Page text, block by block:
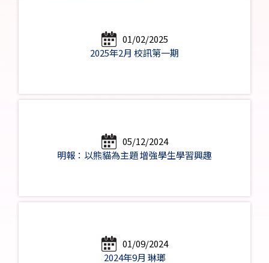
01/02/2025
2025年2月 校訊第一期
05/12/2024
明報：以熊貓為主題 增強學生學習興趣
01/09/2024
2024年9月 琳瑯